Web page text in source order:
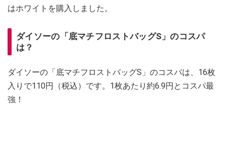
はホワイトを購入しました。
ダイソーの「底マチフロストバッグS」のコスパ
は？
ダイソーの「底マチフロストバッグS」のコスパは、16枚
入りで110円（税込）です。1枚あたり約6.9円とコスパ最
強！